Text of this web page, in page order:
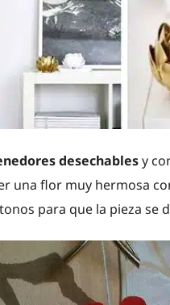
desechablesy
una flor muy hermosa
para que la pieza se